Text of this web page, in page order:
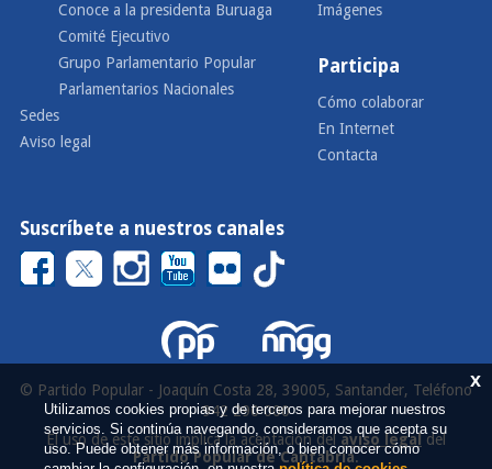
Conoce a la presidenta Buruaga
Comité Ejecutivo
Grupo Parlamentario Popular
Parlamentarios Nacionales
Sedes
Aviso legal
Imágenes
Participa
Cómo colaborar
En Internet
Contacta
Suscríbete a nuestros canales
© Partido Popular - Joaquín Costa 28, 39005, Santander, Teléfono
942 290 000
El uso de este sitio implica la aceptación delaviso legaldel
Partido Popular de Cantabria.
x
Utilizamos cookies propias y de terceros para mejorar nuestros
servicios. Si continúa navegando, consideramos que acepta su
uso. Puede obtener más información, o bien conocer cómo